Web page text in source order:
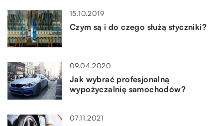
15.10.2019
Czym są i do czego służą styczniki?
09.04.2020
Jak wybrać profesjonalną
wypożyczalnię samochodów?
07.11.2021